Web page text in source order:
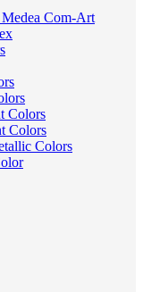
Com-Art
Colors
Colors
Colors